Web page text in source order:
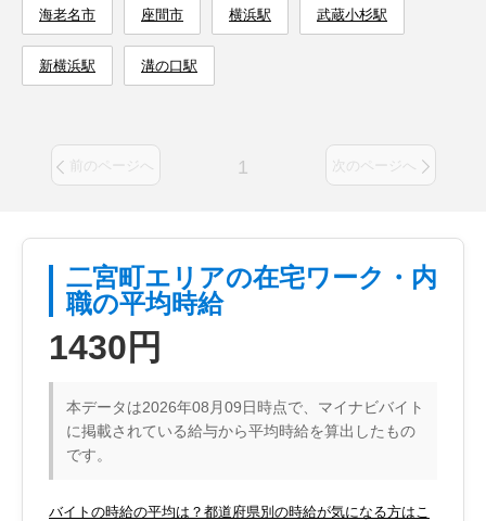
海老名市 座間市 横浜駅 武蔵小杉駅
新横浜駅 溝の口駅
前のページへ 1 次のページへ
二宮町エリアの在宅ワーク・内
職の平均時給
1430円
本データは2026年08月09日時点で、マイナビバイト
に掲載されている給与から平均時給を算出したもの
です。
バイトの時給の平均は？都道府県別の時給が気になる方はこ